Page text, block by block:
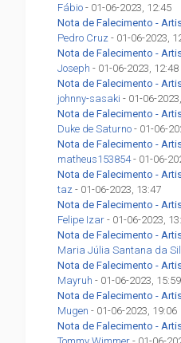
Fábio - 01-06-2023, 12:45
Nota de Falecimento -
Pedro Cruz - 01-06-2023,
Nota de Falecimento -
Joseph - 01-06-2023, 12:48
Nota de Falecimento -
johnny-sasaki - 01-06-
Nota de Falecimento -
Duke de Saturno - 01-06-
Nota de Falecimento -
matheus153854- 01-06-
Nota de Falecimento -
taz - 01-06-2023, 13:47
Nota de Falecimento -
Felipe Izar - 01-06-2023,
Nota de Falecimento -
Maria Júlia Santana da
Nota de Falecimento -
Mayruh - 01-06-2023, 15:59
Nota de Falecimento -
Mugen - 01-06-2023, 19:06
Nota de Falecimento -